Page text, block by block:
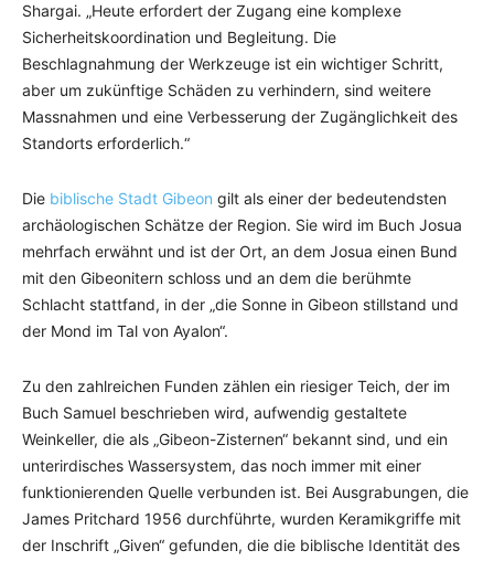
Shargai. „Heute erfordert der Zugang eine komplexe
Sicherheitskoordination und Begleitung. Die
Beschlagnahmung der Werkzeuge ist ein wichtiger Schritt,
aber um zukünftige Schäden zu verhindern, sind weitere
Massnahmen und eine Verbesserung der Zugänglichkeit des
Standorts erforderlich.“
Die biblische Stadt Gibeon gilt als einer der bedeutendsten
archäologischen Schätze der Region. Sie wird im Buch Josua
mehrfach erwähnt und ist der Ort, an dem Josua einen Bund
mit den Gibeonitern schloss und an dem die berühmte
Schlacht stattfand, in der „die Sonne in Gibeon stillstand und
der Mond im Tal von Ayalon“.
Zu den zahlreichen Funden zählen ein riesiger Teich, der im
Buch Samuel beschrieben wird, aufwendig gestaltete
Weinkeller, die als „Gibeon-Zisternen“ bekannt sind, und ein
unterirdisches Wassersystem, das noch immer mit einer
funktionierenden Quelle verbunden ist. Bei Ausgrabungen, die
James Pritchard 1956 durchführte, wurden Keramikgriffe mit
der Inschrift „Given“ gefunden, die die biblische Identität des